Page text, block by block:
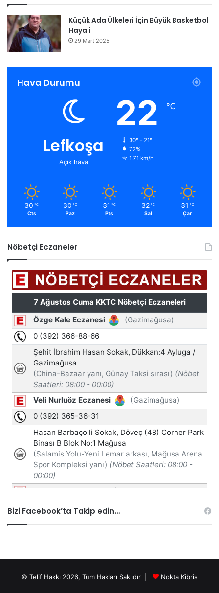
Küçük Ada Ülkeleri İçin Büyük Basketbol
Hayali
29 Mart 2025
Hava Durumu
Lefkoşa
Açık hava
22 ℃
30º - 21º
72%
1.71 km/h
30 ℃
Cts
30 ℃
Paz
31 ℃
Pts
32 ℃
Sal
31 ℃
Çar
Nöbetçi Eczaneler
Bizi Facebook’ta Takip edin…
© Telif Hakkı 2026, Tüm Hakları Saklıdır | Nokta Kibris